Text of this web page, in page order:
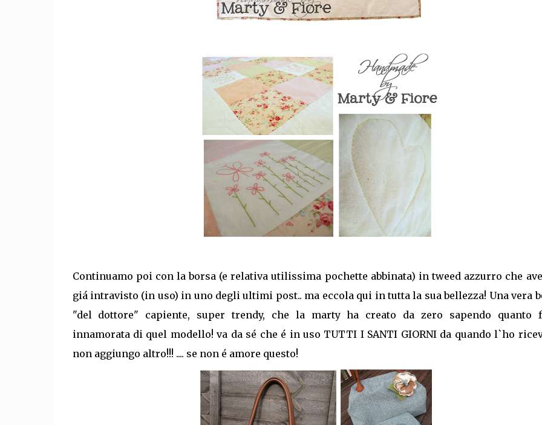
Continuamo poi con la borsa (e relativa utilissima pochette abbinata) in tweed azzurro che
giá intravisto (in uso) in uno degli ultimi post.. ma eccola qui in tutta la sua bellezza! Una vera
"del dottore" capiente, super trendy, che la marty ha creato da zero sapendo quanto
innamorata di quel modello! va da sé che é in uso TUTTI I SANTI GIORNI da quando l`ho
non aggiungo altro!!! .... se non é amore questo!